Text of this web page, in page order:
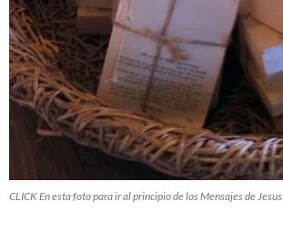
CLICK En esta foto para ir al principio de los Mensajes de Jesus.